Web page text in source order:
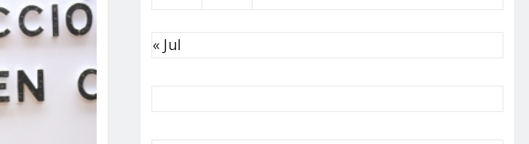
« Jul